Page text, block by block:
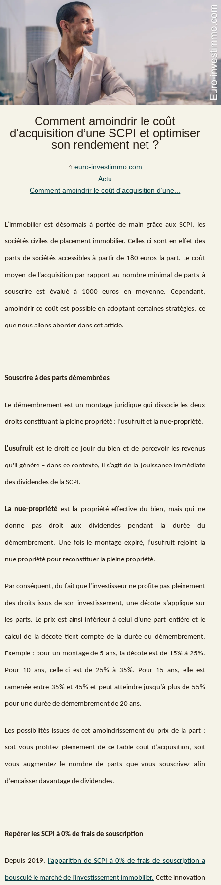
Comment amoindrir le coût
d'acquisition d’une SCPI et optimiser
son rendement net ?
euro-investimmo.com
Actu
Comment amoindrir le coût d'acquisition d’une...
L’immobilier est désormais à portée de main grâce aux SCPI, les
sociétés civiles de placement immobilier. Celles-ci sont en effet des
parts de sociétés accessibles à partir de 180 euros la part. Le coût
moyen de l'acquisition par rapport au nombre minimal de parts à
souscrire est évalué à 1000 euros en moyenne. Cependant,
amoindrir ce coût est possible en adoptant certaines stratégies, ce
que nous allons aborder dans cet article.
Souscrire à des parts démembrées
Le démembrement est un montage juridique qui dissocie les deux
droits constituant la pleine propriété : l’usufruit et la nue-propriété.
L'usufruit est le droit de jouir du bien et de percevoir les revenus
qu'il génère – dans ce contexte, il s’agit de la jouissance immédiate
des dividendes de la SCPI.
La nue-propriété est la propriété effective du bien, mais qui ne
donne pas droit aux dividendes pendant la durée du
démembrement. Une fois le montage expiré, l’usufruit rejoint la
nue propriété pour reconstituer la pleine propriété.
Par conséquent, du fait que l’investisseur ne profite pas pleinement
des droits issus de son investissement, une décote s’applique sur
les parts. Le prix est ainsi inférieur à celui d'une part entière et le
calcul de la décote tient compte de la durée du démembrement.
Exemple : pour un montage de 5 ans, la décote est de 15% à 25%.
Pour 10 ans, celle-ci est de 25% à 35%. Pour 15 ans, elle est
ramenée entre 35% et 45% et peut atteindre jusqu’à plus de 55%
pour une durée de démembrement de 20 ans.
Les possibilités issues de cet amoindrissement du prix de la part :
soit vous profitez pleinement de ce faible coût d’acquisition, soit
vous augmentez le nombre de parts que vous souscrivez afin
d’encaisser davantage de dividendes.
Repérer les SCPI à 0% de frais de souscription
Depuis 2019, l'apparition de SCPI à 0% de frais de souscription a
bousculé le marché de l'investissement immobilier. Cette innovation